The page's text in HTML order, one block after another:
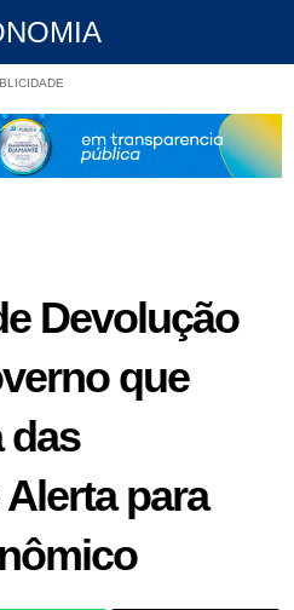
Devolução
que
das
Alerta para